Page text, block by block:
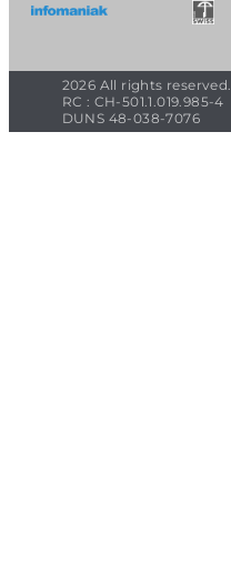
2026 All rights
RC : CH-501.1.019.985-4
DUNS 48-038-7076